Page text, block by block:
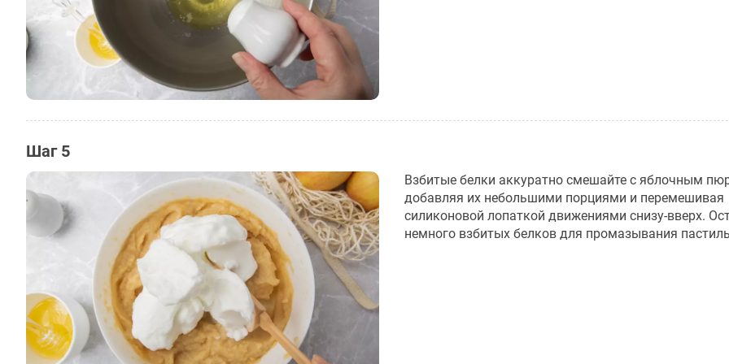
Шаг 5
Взбитые белки аккуратно смешайте с яблочным
добавляя их небольшими порциями и перемешивая
силиконовой лопаткой движениями снизу-вверх.
немного взбитых белков для промазывания